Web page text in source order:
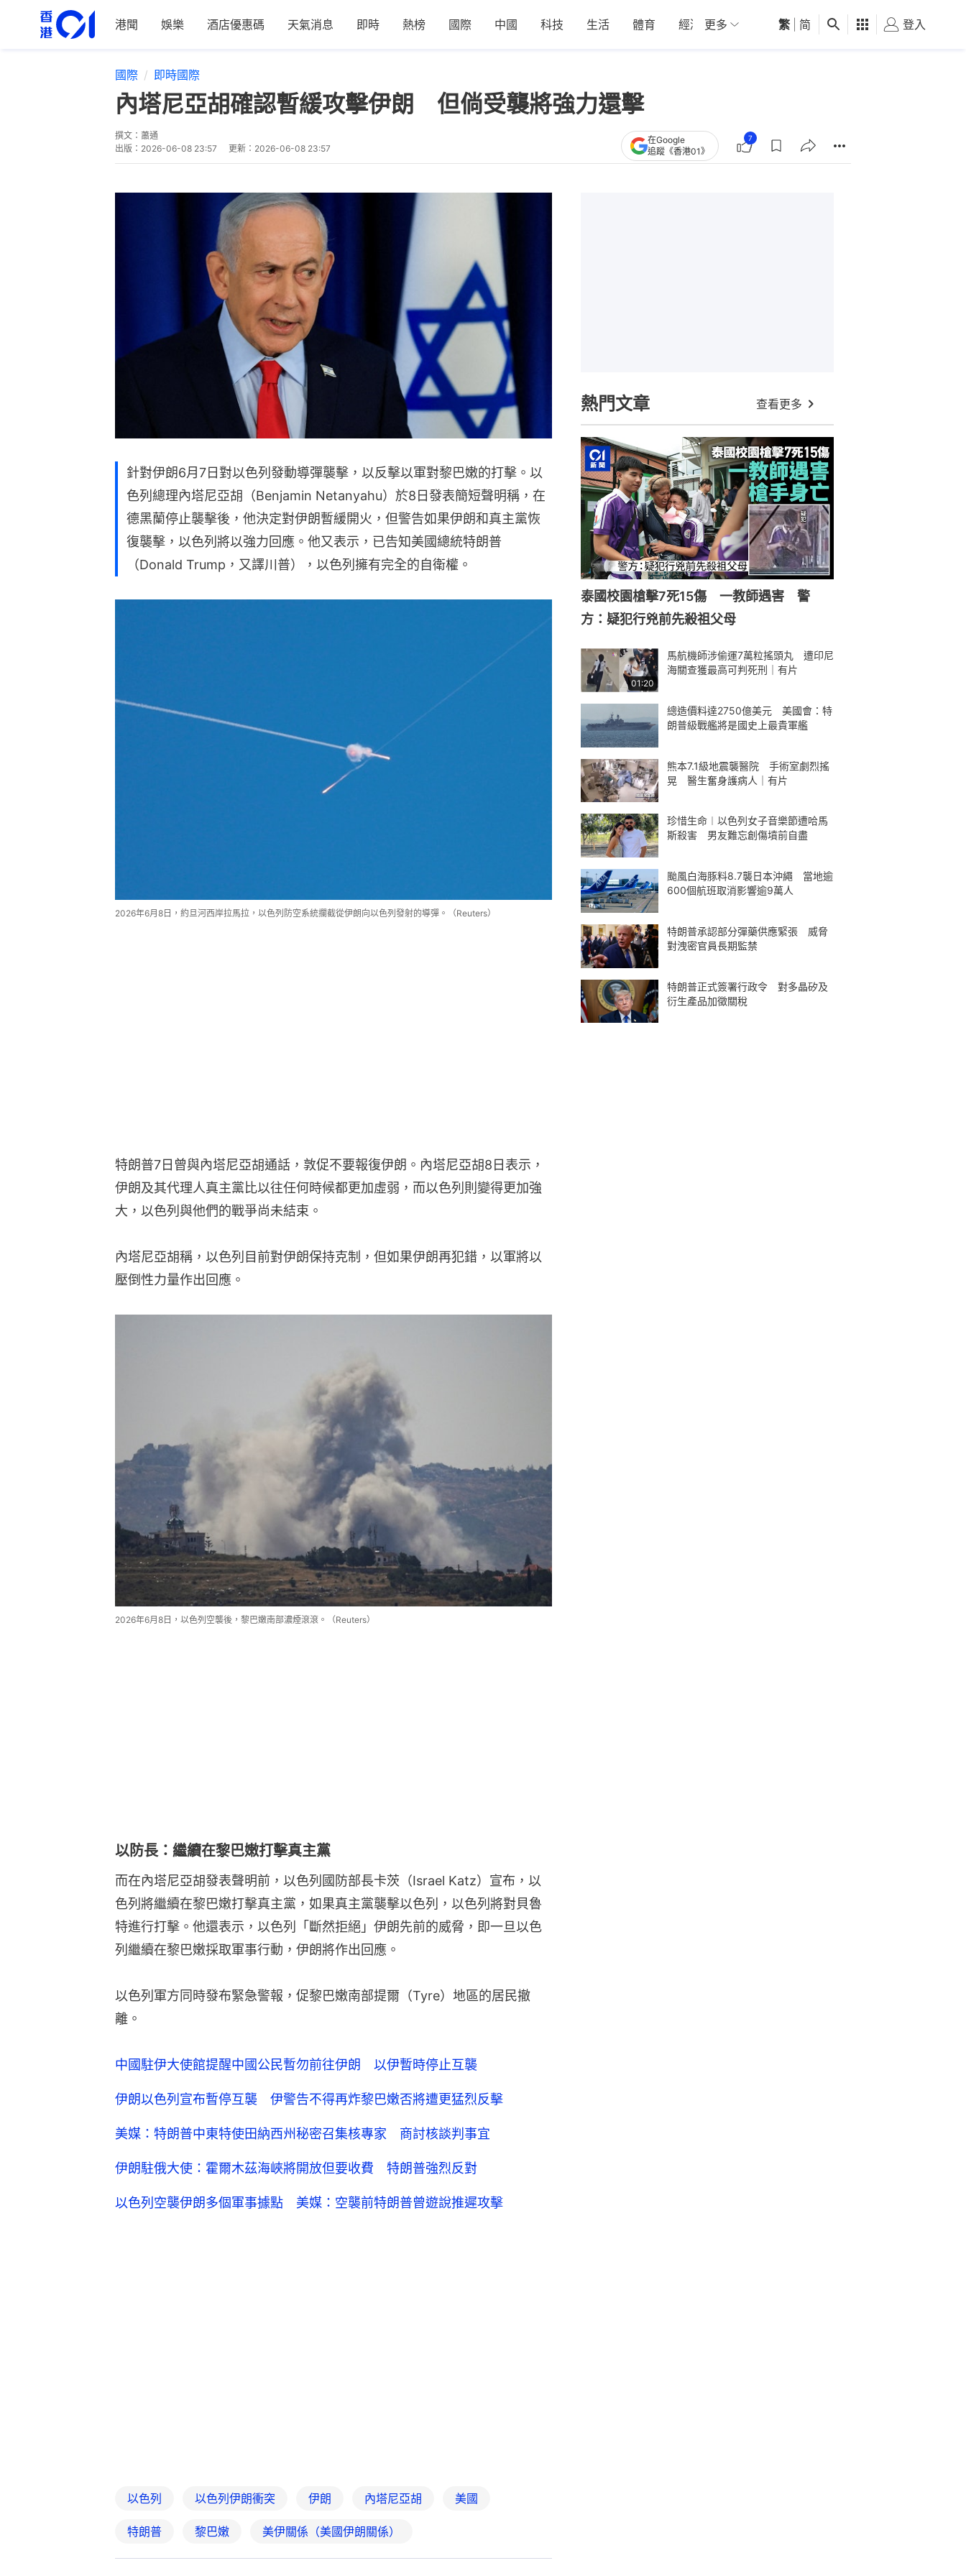
港聞 娛樂 酒店優惠碼 天氣消息 即時 熱榜 國際 中國 科技 生活 體育 經濟 01深圳 觀點 健康 好食玩飛
更多 繁 简 登入
國際 即時國際
內塔尼亞胡確認暫緩攻擊伊朗 但倘受襲將強力還擊
撰文： 蕭通
出版： 2026-06-08 23:57 更新： 2026-06-08 23:57
在Google
追蹤《香港01》
7
針對伊朗6月7日對以色列發動導彈襲擊，以反擊以軍對黎巴嫩的打擊。以
色列總理內塔尼亞胡（Benjamin Netanyahu）於8日發表簡短聲明稱，在
德黑蘭停止襲擊後，他決定對伊朗暫緩開火，但警告如果伊朗和真主黨恢
復襲擊，以色列將以強力回應。他又表示，已告知美國總統特朗普
（Donald Trump，又譯川普），以色列擁有完全的自衛權。
2026年6月8日，約旦河西岸拉馬拉，以色列防空系統攔截從伊朗向以色列發射的導彈。（Reuters）
特朗普7日曾與內塔尼亞胡通話，敦促不要報復伊朗。內塔尼亞胡8日表示，
伊朗及其代理人真主黨比以往任何時候都更加虛弱，而以色列則變得更加強
大，以色列與他們的戰爭尚未結束。
內塔尼亞胡稱，以色列目前對伊朗保持克制，但如果伊朗再犯錯，以軍將以
壓倒性力量作出回應。
2026年6月8日，以色列空襲後，黎巴嫩南部濃煙滾滾。（Reuters）
以防長：繼續在黎巴嫩打擊真主黨
而在內塔尼亞胡發表聲明前，以色列國防部長卡茨（Israel Katz）宣布，以
色列將繼續在黎巴嫩打擊真主黨，如果真主黨襲擊以色列，以色列將對貝魯
特進行打擊。他還表示，以色列「斷然拒絕」伊朗先前的威脅，即一旦以色
列繼續在黎巴嫩採取軍事行動，伊朗將作出回應。
以色列軍方同時發布緊急警報，促黎巴嫩南部提爾（Tyre）地區的居民撤
離。
中國駐伊大使館提醒中國公民暫勿前往伊朗 以伊暫時停止互襲
伊朗以色列宣布暫停互襲 伊警告不得再炸黎巴嫩否將遭更猛烈反擊
美媒：特朗普中東特使田納西州秘密召集核專家 商討核談判事宜
伊朗駐俄大使：霍爾木茲海峽將開放但要收費 特朗普強烈反對
以色列空襲伊朗多個軍事據點 美媒：空襲前特朗普曾遊說推遲攻擊
以色列 以色列伊朗衝突 伊朗 內塔尼亞胡 美國
特朗普 黎巴嫩 美伊關係（美國伊朗關係）
熱門文章 查看更多
泰國校園槍擊7死15傷 一教師遇害 警
方：疑犯行兇前先殺祖父母
01:20
馬航機師涉偷運7萬粒搖頭丸 遭印尼
海關查獲最高可判死刑｜有片
總造價料達2750億美元 美國會：特
朗普級戰艦將是國史上最貴軍艦
熊本7.1級地震襲醫院 手術室劇烈搖
晃 醫生奮身護病人｜有片
珍惜生命︱以色列女子音樂節遭哈馬
斯殺害 男友難忘創傷墳前自盡
颱風白海豚料8.7襲日本沖繩 當地逾
600個航班取消影響逾9萬人
特朗普承認部分彈藥供應緊張 威脅
對洩密官員長期監禁
特朗普正式簽署行政令 對多晶矽及
衍生產品加徵關稅